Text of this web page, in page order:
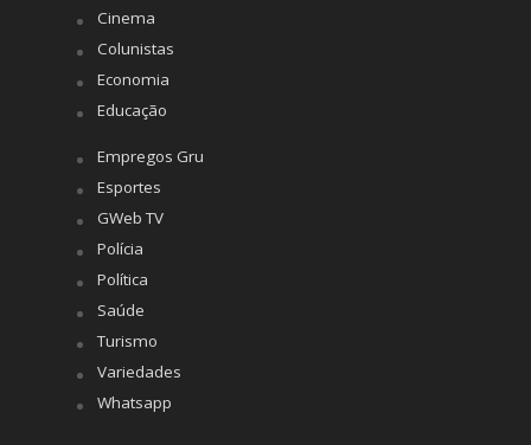
Cinema
Colunistas
Economia
Educação
Empregos Gru
Esportes
GWeb TV
Polícia
Política
Saúde
Turismo
Variedades
Whatsapp